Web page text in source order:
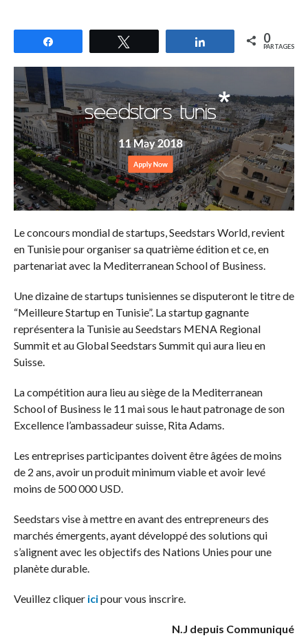
Partagez 0
PARTAGES
Le concours mondial de startups, Seedstars World, revient
en Tunisie pour organiser sa quatrième édition et ce, en
partenariat avec la Mediterranean School of Business.
Une dizaine de startups tunisiennes se disputeront le titre de
“Meilleure Startup en Tunisie”. La startup gagnante
représentera la Tunisie au Seedstars MENA Regional
Summit et au Global Seedstars Summit qui aura lieu en
Suisse.
La compétition aura lieu au siège de la Mediterranean
School of Business le 11 mai sous le haut patronage de son
Excellence l’ambassadeur suisse, Rita Adams.
Les entreprises participantes doivent être âgées de moins
de 2 ans, avoir un produit minimum viable et avoir levé
moins de 500 000 USD.
Seedstars vise à mettre en avant des entrepreneurs des
marchés émergents, ayant développé des solutions qui
s’alignent avec les objectifs des Nations Unies pour une
planète durable.
Veuillez cliquer icipour vous inscrire.
N.J depuis Communiqué